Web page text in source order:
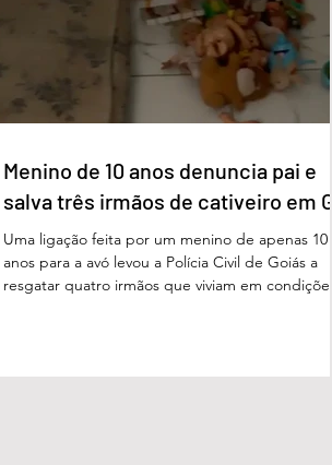
Menino de 10 anos denuncia pai e
salva três irmãos de cativeiro em
Uma ligação feita por um menino de apenas 10
anos para a avó levou a Polícia Civil de Goiás a
resgatar quatro irmãos que viviam em
feira (5/6), quando a criança conseguiu pedir